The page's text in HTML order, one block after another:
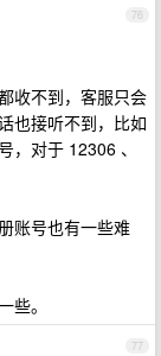
76
收不到，客服只会
也接听不到，比如
，对于 12306 、
账号也有一些难
些。
77